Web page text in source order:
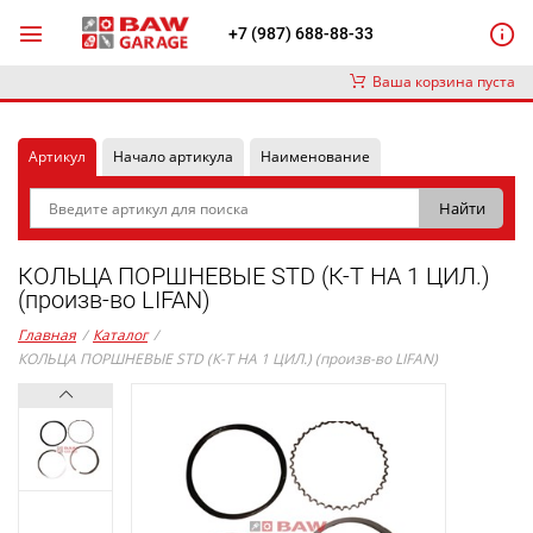
+7 (987) 688-88-33
Ваша корзина пуста
Артикул Начало артикула Наименование
КОЛЬЦА ПОРШНЕВЫЕ STD (К-Т НА 1 ЦИЛ.)
(произв-во LIFAN)
Главная / Каталог /
КОЛЬЦА ПОРШНЕВЫЕ STD (К-Т НА 1 ЦИЛ.) (произв-во LIFAN)